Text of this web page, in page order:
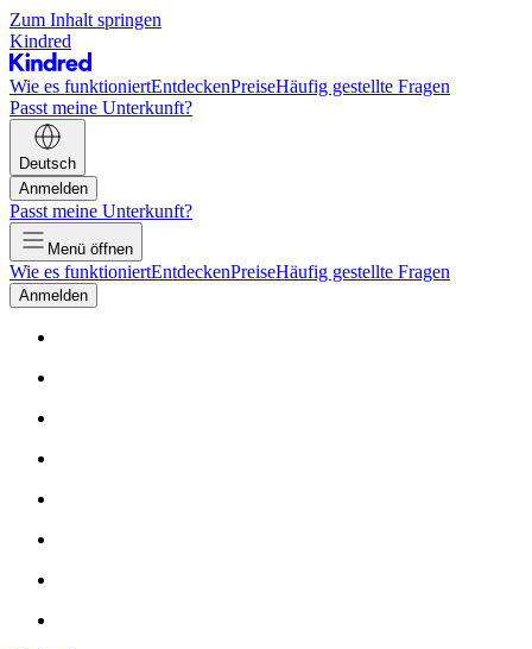
Zum Inhalt springen
Kindred
Wie es funktioniertEntdeckenPreiseHäufig gestellte Fragen
Passt meine Unterkunft?
Deutsch
Anmelden
Passt meine Unterkunft?
Menü öffnen
Wie es funktioniertEntdeckenPreiseHäufig gestellte Fragen
Anmelden